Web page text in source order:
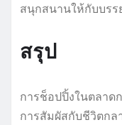
สนุกสนานให้กับบรร
สรุป
การช็อปปิ้งในตลาด
การสัมผัสกับชีวิตกล